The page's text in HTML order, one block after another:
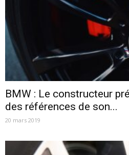
BMW : Le constructeur
des références de son...
20 mars 2019